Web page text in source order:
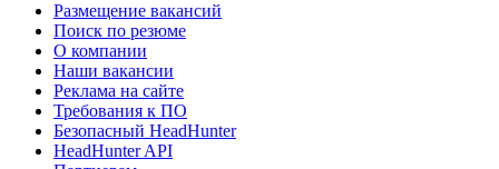
Размещение вакансий
Поиск по резюме
О компании
Наши вакансии
Реклама на сайте
Требования к ПО
Безопасный HeadHunter
HeadHunter API